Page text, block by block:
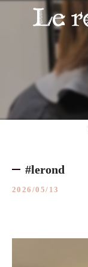
#lerond
2026/05/13